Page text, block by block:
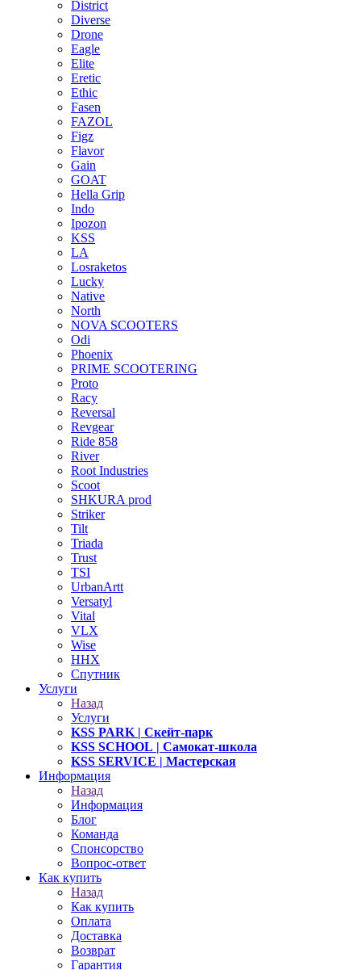
District
Diverse
Drone
Eagle
Elite
Eretic
Ethic
Fasen
FAZOL
Figz
Flavor
Gain
GOAT
Hella Grip
Indo
Ipozon
KSS
LA
Losraketos
Lucky
Native
North
NOVA SCOOTERS
Odi
Phoenix
PRIME SCOOTERING
Proto
Racy
Reversal
Revgear
Ride 858
River
Root Industries
Scoot
SHKURA рrоd
Striker
Tilt
Triada
Trust
TSI
UrbanArtt
Versatyl
Vital
VLX
Wise
ННХ
Спутник
Услуги
Назад
Услуги
KSS PARK | Скейт-парк
KSS SCHOOL | Самокат-школа
KSS SERVICE | Мастерская
Информация
Назад
Информация
Блог
Команда
Спонсорство
Вопрос-ответ
Как купить
Назад
Как купить
Оплата
Доставка
Возврат
Гарантия